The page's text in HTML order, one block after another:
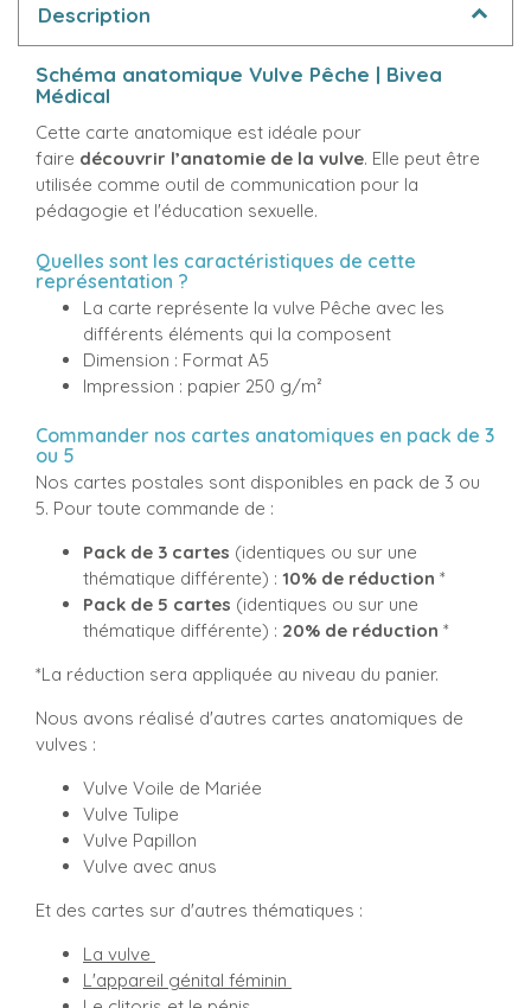
Description
Schéma anatomique Vulve Pêche | Bivea
Médical
Cette carte anatomique est idéale pour
faire découvrir l’anatomie de la vulve. Elle peut être
utilisée comme outil de communication pour la
pédagogie et l'éducation sexuelle.
Quelles sont les caractéristiques de cette
représentation ?
La carte représente la vulve Pêche avec les
différents éléments qui la composent
Dimension : Format A5
Impression : papier 250 g/m²
Commander nos cartes anatomiques en pack de 3
ou 5
Nos cartes postales sont disponibles en pack de 3 ou
5. Pour toute commande de :
Pack de 3 cartes (identiques ou sur une
thématique différente) : 10% de réduction *
Pack de 5 cartes (identiques ou sur une
thématique différente) : 20% de réduction *
*La réduction sera appliquée au niveau du panier.
Nous avons réalisé d'autres cartes anatomiques de
vulves :
Vulve Voile de Mariée
Vulve Tulipe
Vulve Papillon
Vulve avec anus
Et des cartes sur d'autres thématiques :
La vulve
L'appareil génital féminin